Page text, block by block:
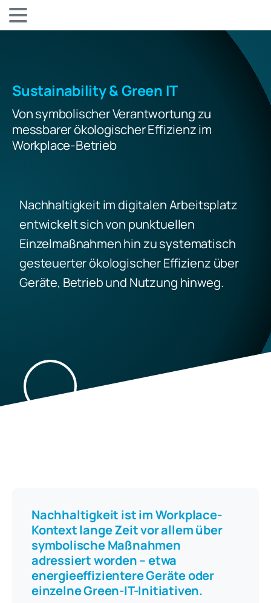
Sustainability & Green IT
Von symbolischer Verantwortung zu
messbarer ökologischer Effizienz im
Workplace-Betrieb
Nachhaltigkeit im digitalen Arbeitsplatz
entwickelt sich von punktuellen
Einzelmaßnahmen hin zu systematisch
gesteuerter ökologischer Effizienz über
Geräte, Betrieb und Nutzung hinweg.
Nachhaltigkeit ist im Workplace-
Kontext lange Zeit vor allem über
symbolische Maßnahmen
adressiert worden – etwa
energieeffizientere Geräte oder
einzelne Green-IT-Initiativen.